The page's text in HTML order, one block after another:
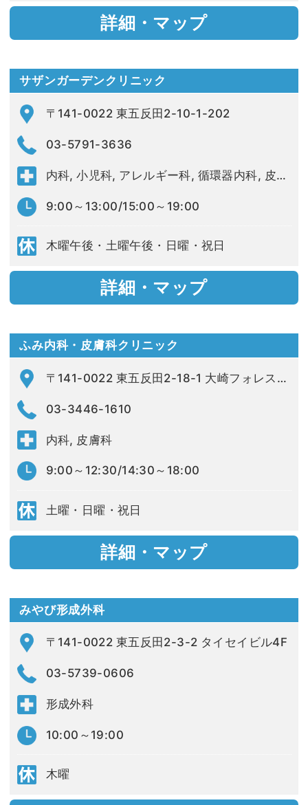
詳細・マップ
サザンガーデンクリニック
〒141-0022 東五反田2-10-1-202
03-5791-3636
内科, 小児科, アレルギー科, 循環器内科, 皮膚科
9:00～13:00/15:00～19:00
木曜午後・土曜午後・日曜・祝日
詳細・マップ
ふみ内科・皮膚科クリニック
〒141-0022 東五反田2-18-1 大崎フォレストビルディング1F
03-3446-1610
内科, 皮膚科
9:00～12:30/14:30～18:00
土曜・日曜・祝日
詳細・マップ
みやび形成外科
〒141-0022 東五反田2-3-2 タイセイビル4F
03-5739-0606
形成外科
10:00～19:00
木曜